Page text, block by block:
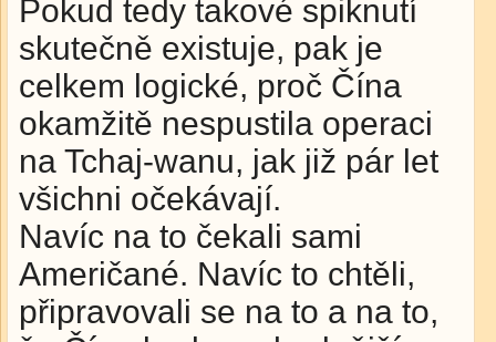
Pokud tedy takové spiknutí
skutečně existuje, pak je
celkem logické, proč Čína
okamžitě nespustila operaci
na Tchaj-wanu, jak již pár let
všichni očekávají.
Navíc na to čekali sami
Američané. Navíc to chtěli,
připravovali se na to a na to,